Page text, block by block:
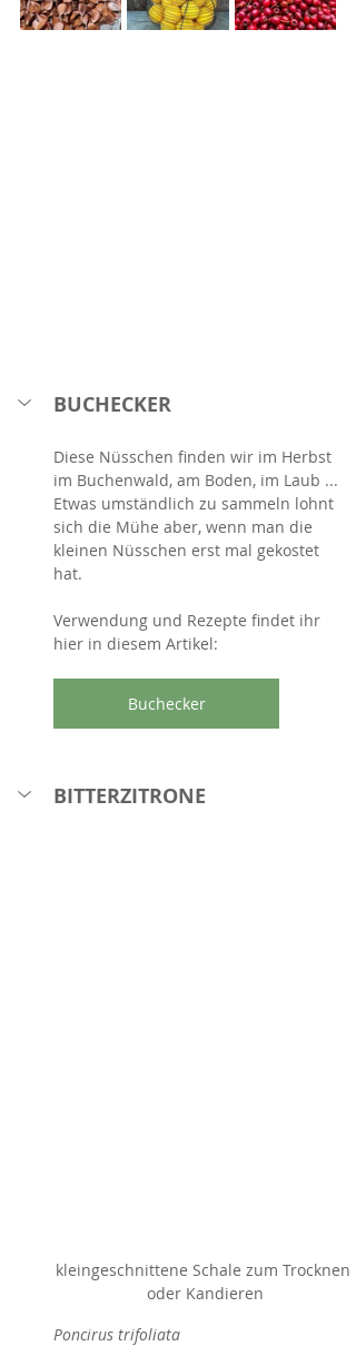
BUCHECKER
Diese Nüsschen finden wir im Herbst
im Buchenwald, am Boden, im Laub ...
Etwas umständlich zu sammeln lohnt
sich die Mühe aber, wenn man die
kleinen Nüsschen erst mal gekostet
hat.
Verwendung und Rezepte findet ihr
hier in diesem Artikel:
Buchecker
BITTERZITRONE
kleingeschnittene Schale zum Trocknen
oder Kandieren
Poncirus trifoliata